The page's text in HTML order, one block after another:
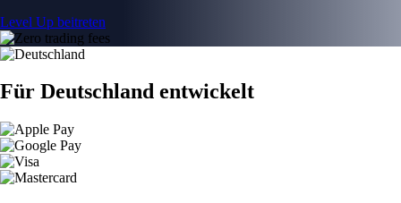
Level Up beitreten
Für Deutschland entwickelt